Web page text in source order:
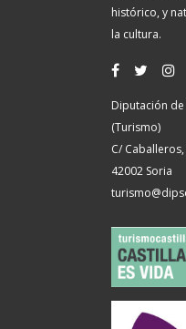
histórico, y
la cultura.
Diputación de
(Turismo)
C/ Caballeros,
42002 Soria